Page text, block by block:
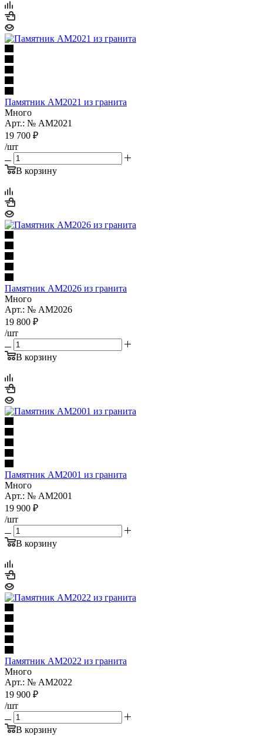
Памятник AM2021 из гранита
Много
Арт.: № AM2021
19 700 ₽
/шт
В корзину
Памятник AM2026 из гранита
Много
Арт.: № AM2026
19 800 ₽
/шт
В корзину
Памятник AM2001 из гранита
Много
Арт.: № AM2001
19 900 ₽
/шт
В корзину
Памятник AM2022 из гранита
Много
Арт.: № AM2022
19 900 ₽
/шт
В корзину